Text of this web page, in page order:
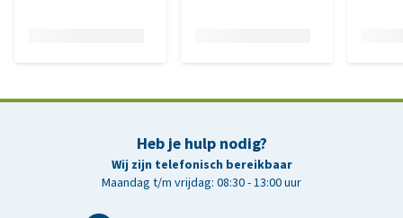
Heb je hulp nodig?
Wij zijn telefonisch bereikbaar
Maandag t/m vrijdag: 08:30 - 13:00 uur